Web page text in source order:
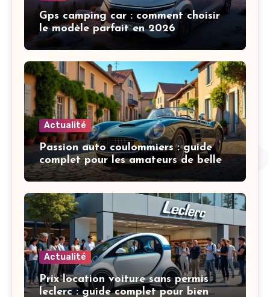
Gps camping car : comment choisir
le modèle parfait en 2026
Actualité
Passion auto coulommiers : guide
complet pour les amateurs de belles
mécaniques
Actualité
Prix location voiture sans permis
leclerc : guide complet pour bien